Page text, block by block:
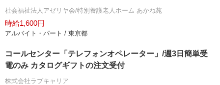
社会福祉法人アゼリヤ会/特別養護老人ホーム あかね苑
時給1,600円
アルバイト・パート / 東京都
コールセンター「テレフォンオペレーター」/週3日簡単受
電のみ カタログギフトの注文受付
株式会社ラブキャリア